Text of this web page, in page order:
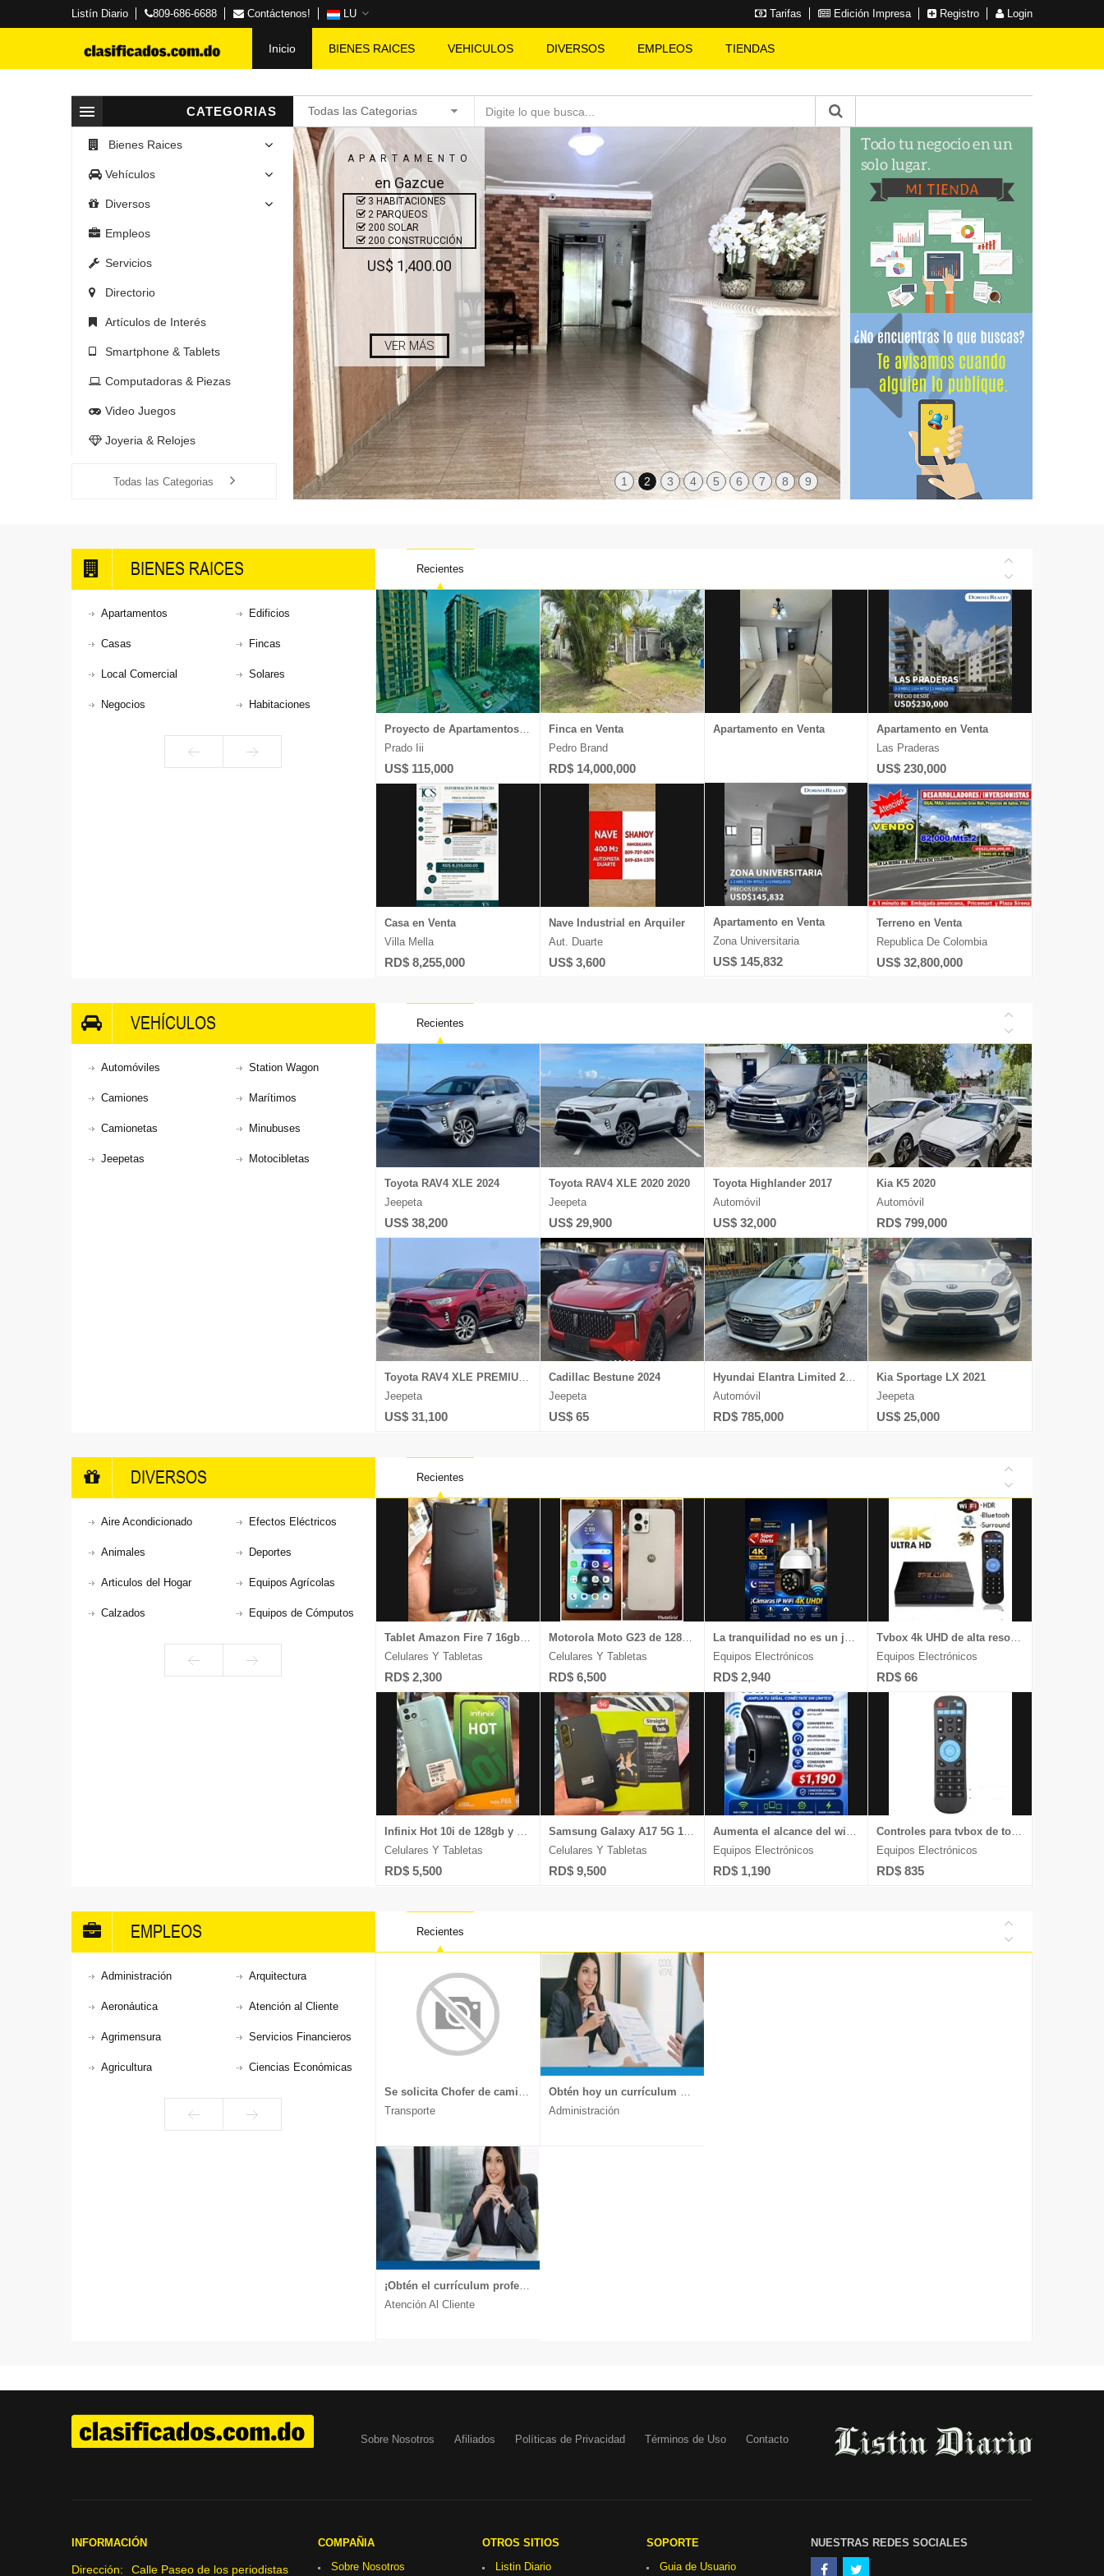
Listín Diario 809-686-6688 Contáctenos! LU Tarifas Edición Impresa Registro Login
Inicio BIENES RAICES VEHICULOS DIVERSOS EMPLEOS TIENDAS
CATEGORIAS Todas las Categorias
Bienes Raices
Vehículos
Diversos
Empleos
Servicios
Directorio
Artículos de Interés
Smartphone & Tablets
Computadoras & Piezas
Video Juegos
Joyeria & Relojes
Todas las Categorias
APARTAMENTO
en Gazcue
3 HABITACIONES
2 PARQUEOS
200 SOLAR
200 CONSTRUCCIÓN
US$ 1,400.00
VER MÁS
en La Luisa Blanca
2 BAÑOS
10 PARQUEOS
9999 SOLAR
800 CONSTRUCCIÓN
RD$ 24,500,000.00
VER MÁS
1 2 3 4 5 6 7 8 9
BIENES RAICES Recientes
Apartamentos
Casas
Local Comercial
Negocios
Edificios
Fincas
Solares
Habitaciones
Local oficina
Nave Industrial
Penthouse
Proyectos
Proyecto de Apartamentos en Venta
Prado Iii
US$ 115,000
Casa en Venta
Villa Mella
RD$ 8,255,000
Finca en Venta
Pedro Brand
RD$ 14,000,000
Nave Industrial en Arquiler
Aut. Duarte
US$ 3,600
Apartamento en Venta
Apartamento en Venta
Zona Universitaria
US$ 145,832
Apartamento en Venta
Las Praderas
US$ 230,000
Terreno en Venta
Republica De Colombia
US$ 32,800,000
VEHÍCULOS Recientes
Automóviles
Camiones
Camionetas
Jeepetas
Station Wagon
Marítimos
Minubuses
Motocibletas
Toyota RAV4 XLE 2024
Jeepeta
US$ 38,200
Toyota RAV4 XLE PREMIUM 2021
Jeepeta
US$ 31,100
Toyota RAV4 XLE 2020 2020
Jeepeta
US$ 29,900
Cadillac Bestune 2024
Jeepeta
US$ 65
Toyota Highlander 2017
Automóvil
US$ 32,000
Hyundai Elantra Limited 2017
Automóvil
RD$ 785,000
Kia K5 2020
Automóvil
RD$ 799,000
Kia Sportage LX 2021
Jeepeta
US$ 25,000
DIVERSOS Recientes
Aire Acondicionado
Animales
Articulos del Hogar
Calzados
Efectos Eléctricos
Deportes
Equipos Agrícolas
Equipos de Cómputos
Equipos Industriales
Equipos Pesados
Escuela de Choferes
Estudios Diversos
Muebles
Legales
Plantas Eláctricas
Video Juegos
Salones de Belleza
Celulares y Tabletas
Ventas Diversas
Joyería y Relojes
Tablet Amazon Fire 7 16gb/2gb ram pantalla de 7 ̈ 1 mes de garantia
Celulares Y Tabletas
RD$ 2,300
Infinix Hot 10i de 128gb y 4gb ram Dual Sim Desbloqueado
Celulares Y Tabletas
RD$ 5,500
Motorola Moto G23 de 128gb y 4gb ram carga 1Mes de Garantia
Celulares Y Tabletas
RD$ 6,500
Samsung Galaxy A17 5G 128gb/4gb ram camara 50mp graba 4k desbloqueado
Celulares Y Tabletas
RD$ 9,500
La tranquilidad no es un juego, chequea nuestras cámaras 4k UHD
Equipos Electrónicos
RD$ 2,940
Aumenta el alcance del wifi dentro de tu casa o negocio, chequea
Equipos Electrónicos
RD$ 1,190
Tvbox 4k UHD de alta resolución aquí, chequea
Equipos Electrónicos
RD$ 66
Controles para tvbox de todas las marcas y televisores Android
Equipos Electrónicos
RD$ 835
EMPLEOS Recientes
Administración
Aeronáutica
Agrimensura
Agricultura
Arquitectura
Atención al Cliente
Servicios Financieros
Ciencias Económicas
Contabilidad
Derecho
Electricidad
Farmacia
Ingeniería
Ingeniería Sistemas
Marketing
Oficios Diversos
Psicología
Telecomunicaciones
Se solicita Chofer de camión, experiencia en transporte de muebles y mercancía delicada, documentos al día, enviar CV a
Transporte
¡Obtén el currículum profesional que te lleva a la entrevista!
Atención Al Cliente
Obtén hoy un currículum vitae moderno y llamativo.
Administración
Sobre Nosotros Afiliados Políticas de Privacidad Términos de Uso Contacto
INFORMACIÓN
Dirección: Calle Paseo de los periodistas
COMPAÑIA
Sobre Nosotros
OTROS SITIOS
Listin Diario
SOPORTE
Guia de Usuario
NUESTRAS REDES SOCIALES